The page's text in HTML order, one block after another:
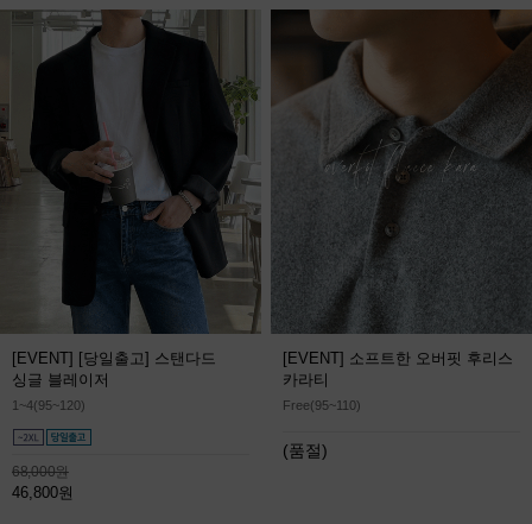
[EVENT] [당일출고] 스탠다드
싱글 블레이저
1~4(95~120)
68,000원
46,800원
[EVENT] 소프트한 오버핏 후리스
카라티
Free(95~110)
(품절)